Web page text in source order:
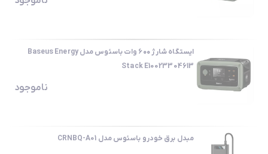
ایستگاه شارژ ۶۰۰ وات باسئوس مدل Baseus Energy
Stack E10023304613
ناموجود
مبدل برق خودرو باسئوس مدل CRNBQ-A01